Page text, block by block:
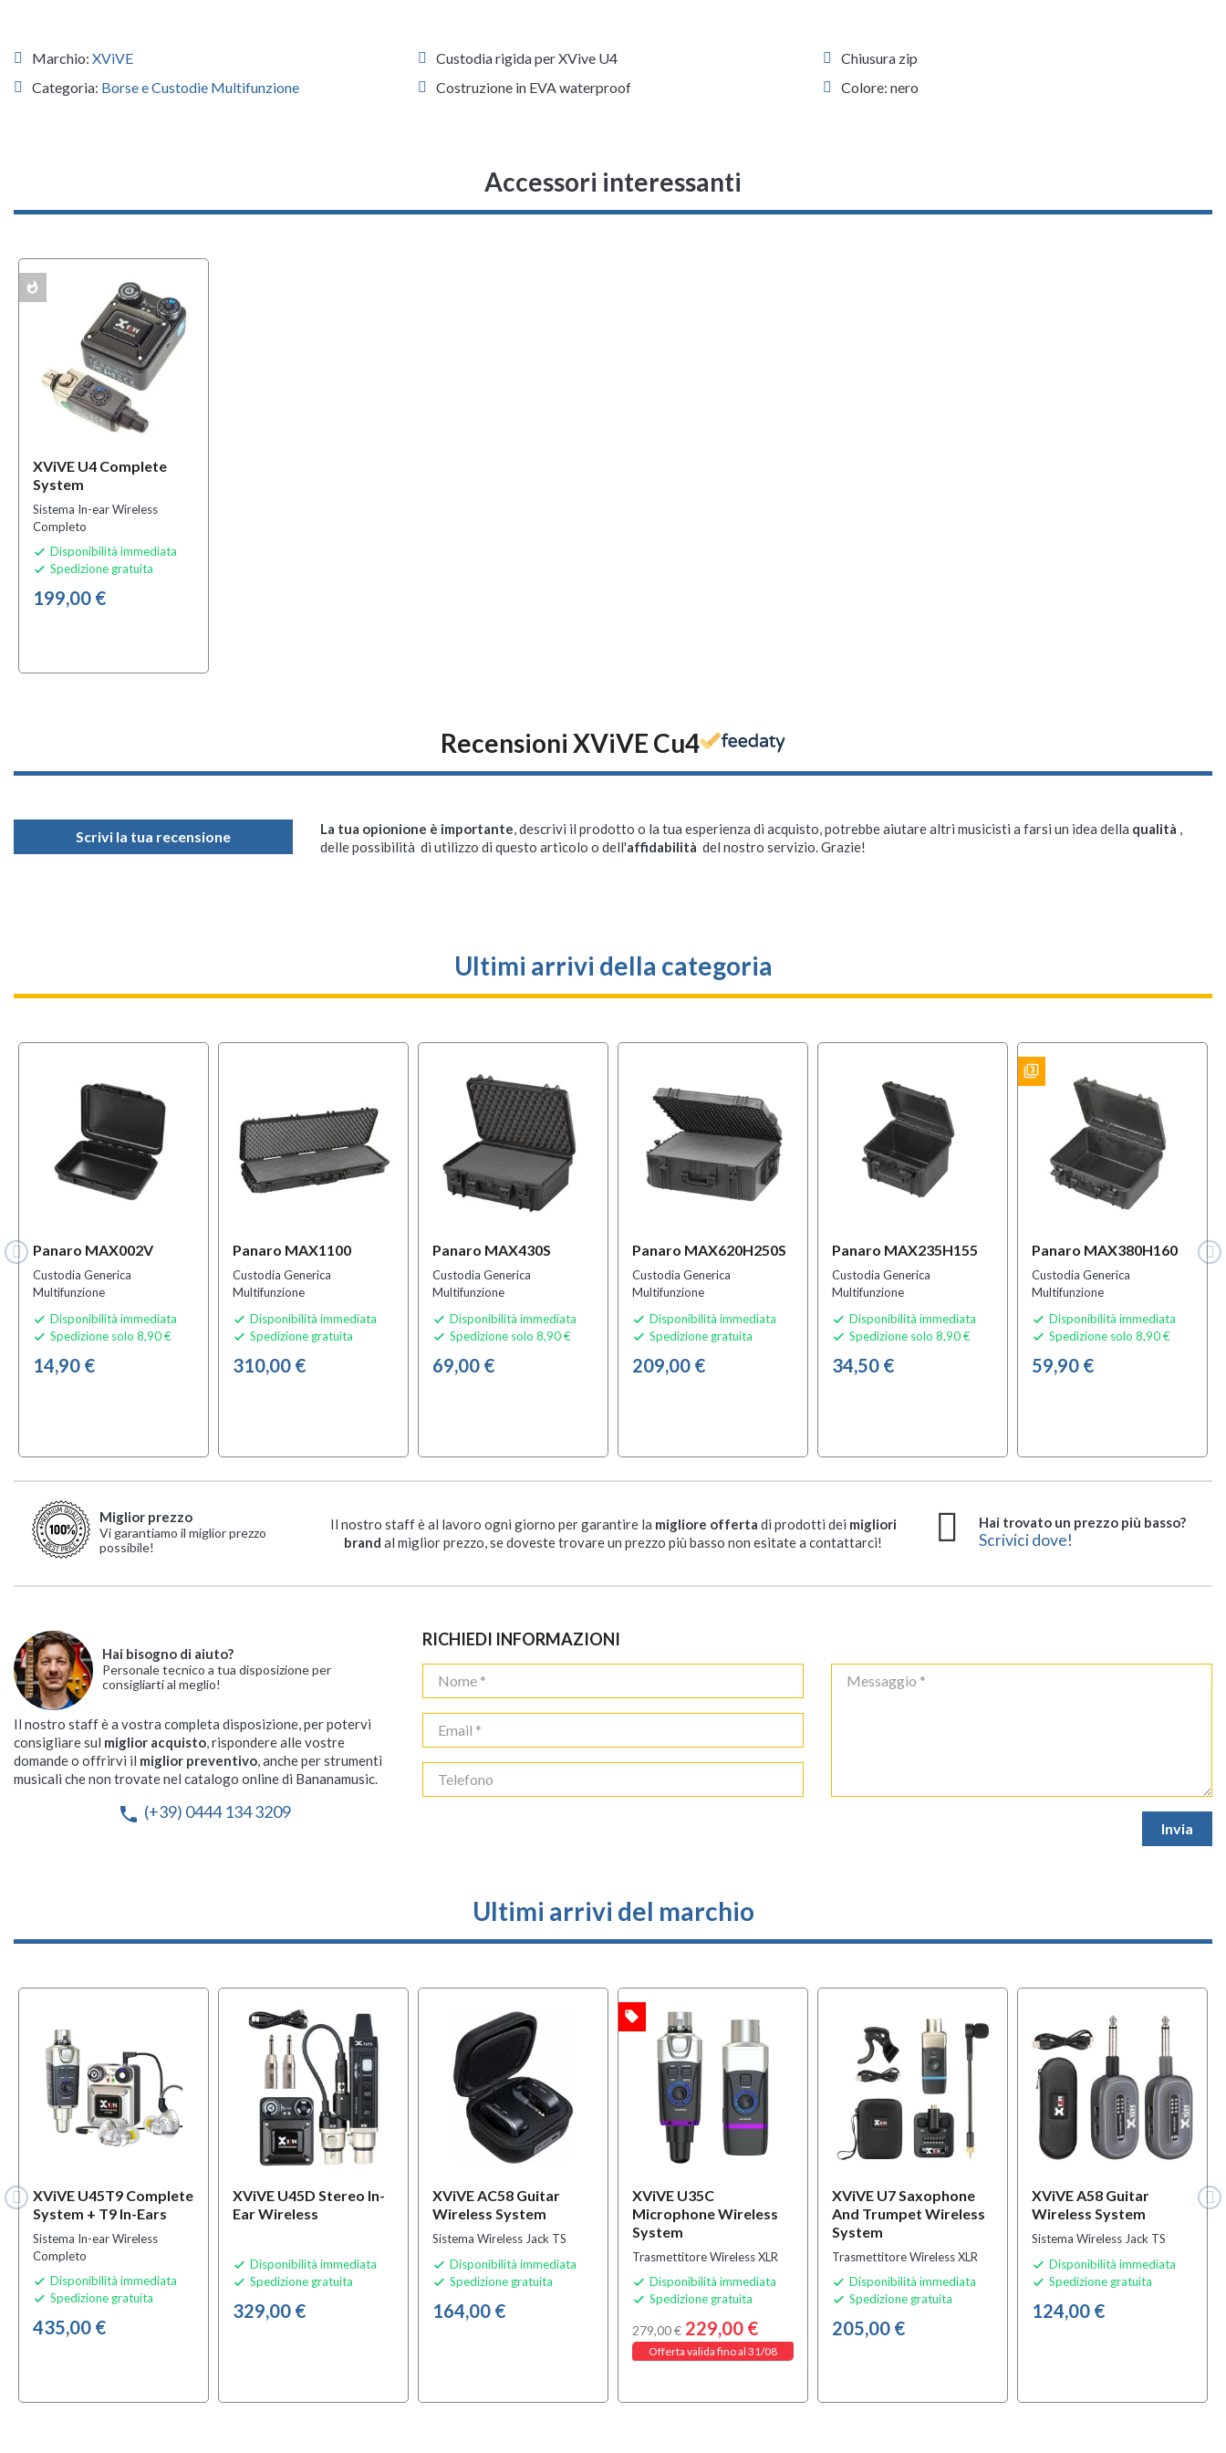
Marchio: XViVE
Categoria: Borse e Custodie Multifunzione
Custodia rigida per XVive U4
Costruzione in EVA waterproof
Chiusura zip
Colore: nero
Accessori interessanti
XViVE U4 Complete
System
Sistema In-ear Wireless
Completo
 Disponibilità immediata
 Spedizione gratuita
199,00 €
whatshot
Recensioni XViVE Cu4
Scrivi la tua recensione La tua opionione è importante, descrivi il prodotto o la tua esperienza di acquisto, potrebbe aiutare altri musicisti a farsi un idea della qualità ,
delle possibilità di utilizzo di questo articolo o dell'affidabilità del nostro servizio. Grazie!
Ultimi arrivi della categoria
Panaro MAX002V
Custodia Generica
Multifunzione
 Disponibilità immediata
 Spedizione solo 8,90 €
14,90 €
Panaro MAX1100
Custodia Generica
Multifunzione
 Disponibilità immediata
 Spedizione gratuita
310,00 €
Panaro MAX430S
Custodia Generica
Multifunzione
 Disponibilità immediata
 Spedizione solo 8,90 €
69,00 €
Panaro MAX620H250S
Custodia Generica
Multifunzione
 Disponibilità immediata
 Spedizione gratuita
209,00 €
Panaro MAX235H155
Custodia Generica
Multifunzione
 Disponibilità immediata
 Spedizione solo 8,90 €
34,50 €
Panaro MAX380H160
Custodia Generica
Multifunzione
 Disponibilità immediata
 Spedizione solo 8,90 €
59,90 €
filter_3
Miglior prezzo
Vi garantiamo il miglior prezzo
possibile!
Il nostro staff è al lavoro ogni giorno per garantire la migliore offerta di prodotti dei migliori
brand al miglior prezzo, se doveste trovare un prezzo più basso non esitate a contattarci!
Hai trovato un prezzo più basso?
Scrivici dove!
Hai bisogno di aiuto?
Personale tecnico a tua disposizione per
consigliarti al meglio!
Il nostro staff è a vostra completa disposizione, per potervi
consigliare sul miglior acquisto, rispondere alle vostre
domande o offrirvi il miglior preventivo, anche per strumenti
musicali che non trovate nel catalogo online di Bananamusic.
phone (+39) 0444 134 3209
RICHIEDI INFORMAZIONI
Ultimi arrivi del marchio
XViVE U45T9 Complete
System + T9 In-Ears
Sistema In-ear Wireless
Completo
 Disponibilità immediata
 Spedizione gratuita
435,00 €
XViVE U45D Stereo In-
Ear Wireless
 Disponibilità immediata
 Spedizione gratuita
329,00 €
XViVE AC58 Guitar
Wireless System
Sistema Wireless Jack TS
 Disponibilità immediata
 Spedizione gratuita
164,00 €
XViVE U35C
Microphone Wireless
System
Trasmettitore Wireless XLR
 Disponibilità immediata
 Spedizione gratuita
279,00 € 229,00 €
Offerta valida fino al 31/08
local_offer
XViVE U7 Saxophone
And Trumpet Wireless
System
Trasmettitore Wireless XLR
 Disponibilità immediata
 Spedizione gratuita
205,00 €
XViVE A58 Guitar
Wireless System
Sistema Wireless Jack TS
 Disponibilità immediata
 Spedizione gratuita
124,00 €